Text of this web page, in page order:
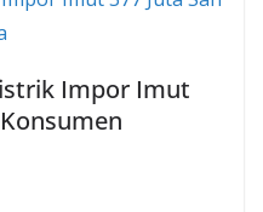
Impor Imut